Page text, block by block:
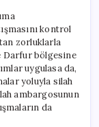
kontrol
zorluklarla
Darfur bölgesine
uygulasa da,
yoluyla silah
ambargosunun
da